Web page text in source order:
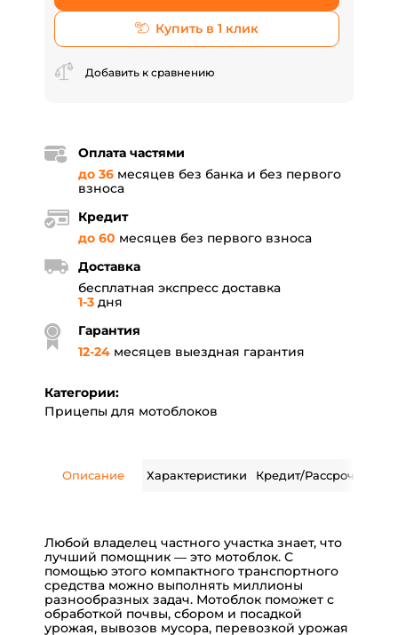
Купить в 1 клик
Добавить к сравнению
Оплата частями
до 36 месяцев без банка и без первого
взноса
Кредит
до 60 месяцев без первого взноса
Доставка
бесплатная экспресс доставка
1-3 дня
Гарантия
12-24 месяцев выездная гарантия
Категории:
Прицепы для мотоблоков
Описание Характеристики Кредит/Рассрочка
Любой владелец частного участка знает, что
лучший помощник — это мотоблок. С
помощью этого компактного транспортного
средства можно выполнять миллионы
разнообразных задач. Мотоблок поможет с
обработкой почвы, сбором и посадкой
урожая, вывозов мусора, перевозкой урожая